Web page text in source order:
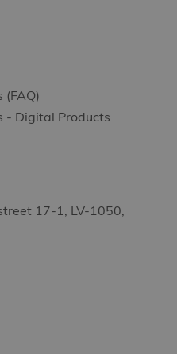
(FAQ)
- Digital Products
17-1, LV-1050,